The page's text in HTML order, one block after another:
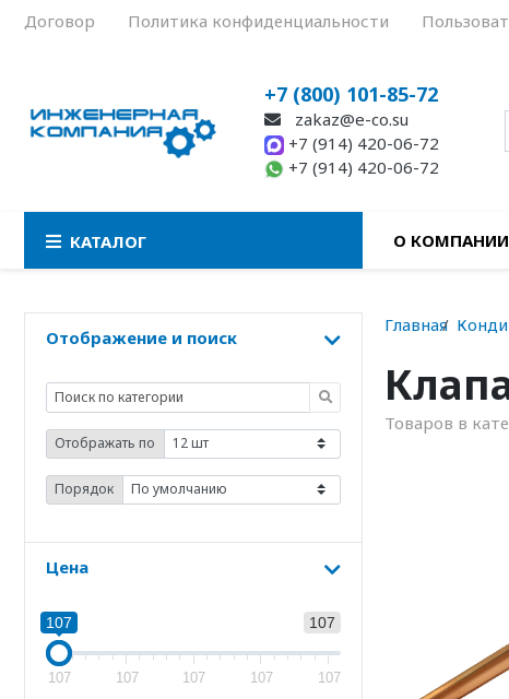
Договор Политика конфиденциальности
+7 (800) 101-85-72
zakaz@e-co.su
+7 (914) 420-06-72
+7 (914) 420-06-72
КАТАЛОГ О КОМПАНИИ
Отображение и поиск
Отображать по
Порядок
Цена
107
107
107 107 107 107 107
Главная
Товаров в